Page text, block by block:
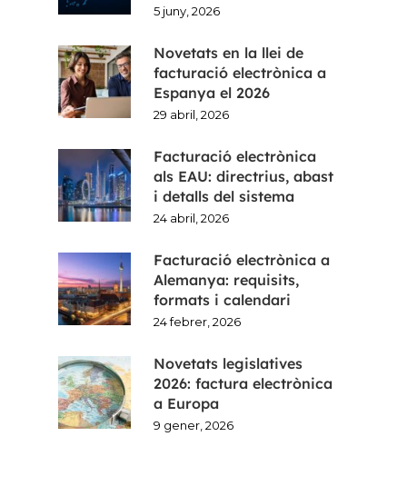
5 juny, 2026
Novetats en la llei de
facturació electrònica a
Espanya el 2026
29 abril, 2026
Facturació electrònica
als EAU: directrius, abast
i detalls del sistema
24 abril, 2026
Facturació electrònica a
Alemanya: requisits,
formats i calendari
24 febrer, 2026
Novetats legislatives
2026: factura electrònica
a Europa
9 gener, 2026